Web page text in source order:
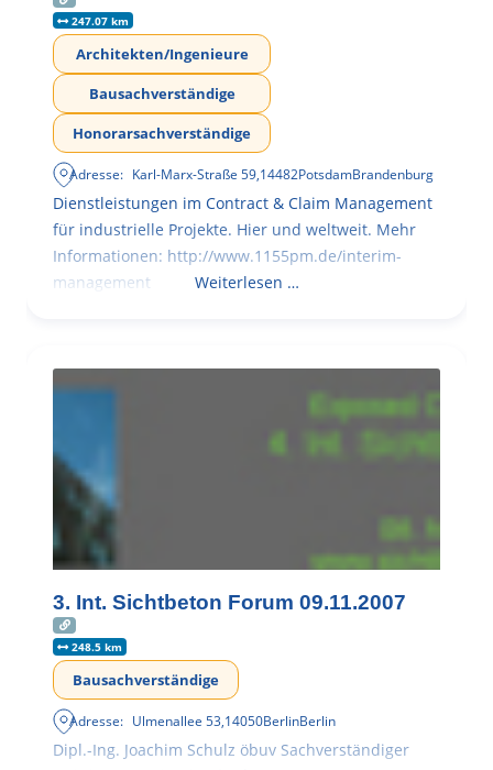
247.07 km
Architekten/Ingenieure
Bausachverständige
Honorarsachverständige
Adresse: Karl-Marx-Straße 59,14482PotsdamBrandenburg
Dienstleistungen im Contract & Claim Management
für industrielle Projekte. Hier und weltweit. Mehr
Informationen: http://www.1155pm.de/interim-
management
Weiterlesen …
3. Int. Sichtbeton Forum 09.11.2007
248.5 km
Bausachverständige
Adresse: Ulmenallee 53,14050BerlinBerlin
Dipl.-Ing. Joachim Schulz öbuv Sachverständiger